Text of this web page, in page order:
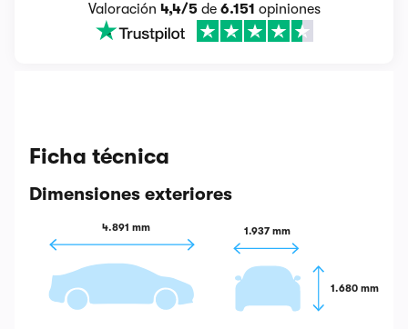
Valoración 4,4/5de 6.151 opiniones
Ficha técnica
Dimensiones exteriores
4.891 mm 1.937 mm
1.680 mm